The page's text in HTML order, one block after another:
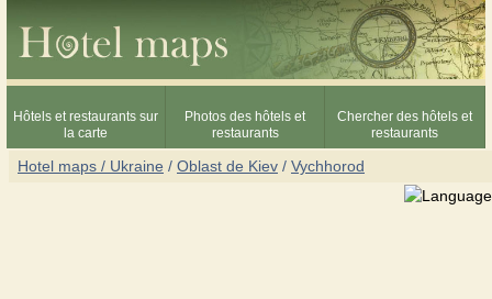
Hôtels et restaurants sur
la carte
Photos des hôtels et
restaurants
Chercher des hôtels et
restaurants
Hotel maps / Ukraine / Oblast de Kiev / Vychhorod